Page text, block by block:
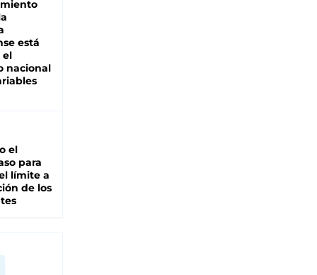
está
el
nacional
el
para
límite a
de los